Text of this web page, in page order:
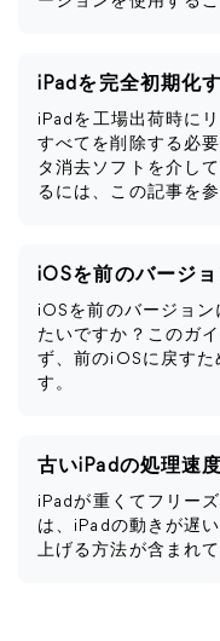
iPadを完全初期化
iPadを工場出荷時に
すべてを削除する必
タ消去ソフトを介し
るには、この記事を
iOSを前のバージ
iOSを前のバージョ
たいですか？このガ
ず、前のiOSに戻すた
す。
古いiPadの処理速
iPadが重くてフリー
は、iPadの動きが遅
上げる方法が含まれて